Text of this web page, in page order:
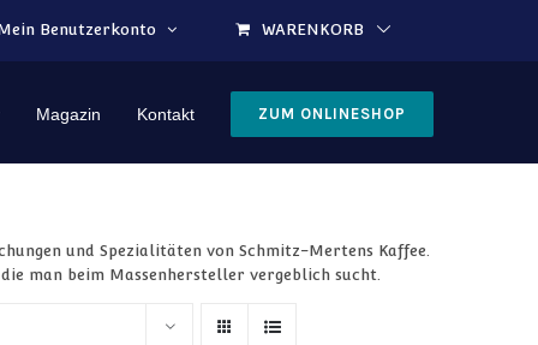
Benutzerkonto
WARENKORB
Magazin Kontakt ZUM ONLINESHOP
und Spezialitäten von Schmitz-Mertens Kaffee.
man beim Massenhersteller vergeblich sucht.